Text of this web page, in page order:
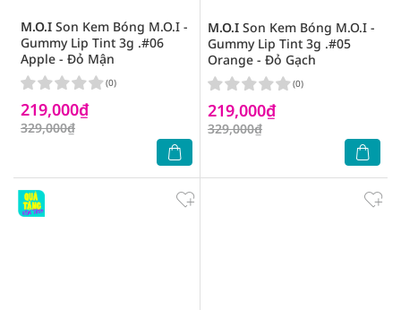
M.O.I Son Kem Bóng M.O.I -
Gummy Lip Tint 3g .#06
Apple - Đỏ Mận
219,000₫
329,000₫
(0)
M.O.I Son Kem Bóng M.O.I -
Gummy Lip Tint 3g .#05
Orange - Đỏ Gạch
219,000₫
329,000₫
(0)